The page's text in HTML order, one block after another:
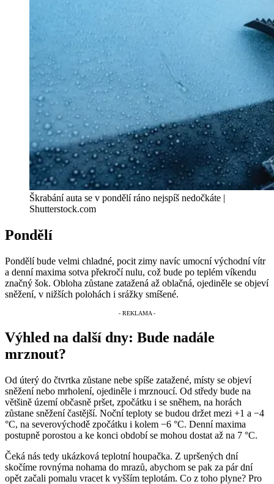
Škrabání auta se v pondělí ráno nejspíš nedočkáte |
Shutterstock.com
Pondělí
Pondělí bude velmi chladné, pocit zimy navíc umocní východní vítr
a denní maxima sotva překročí nulu, což bude po teplém víkendu
značný šok. Obloha zůstane zatažená až oblačná, ojediněle se objeví
sněžení, v nižších polohách i srážky smíšené.
Výhled na další dny: Bude nadále
mrznout?
Od úterý do čtvrtka zůstane nebe spíše zatažené, místy se objeví
sněžení nebo mrholení, ojediněle i mrznoucí. Od středy bude na
většině území občasně pršet, zpočátku i se sněhem, na horách
zůstane sněžení častější. Noční teploty se budou držet mezi +1 a −4
°C, na severovýchodě zpočátku i kolem −6 °C. Denní maxima
postupně porostou a ke konci období se mohou dostat až na 7 °C.
Čeká nás tedy ukázková teplotní houpačka. Z upršených dní
skočíme rovnýma nohama do mrazů, abychom se pak za pár dní
opět začali pomalu vracet k vyšším teplotám. Co z toho plyne? Pro